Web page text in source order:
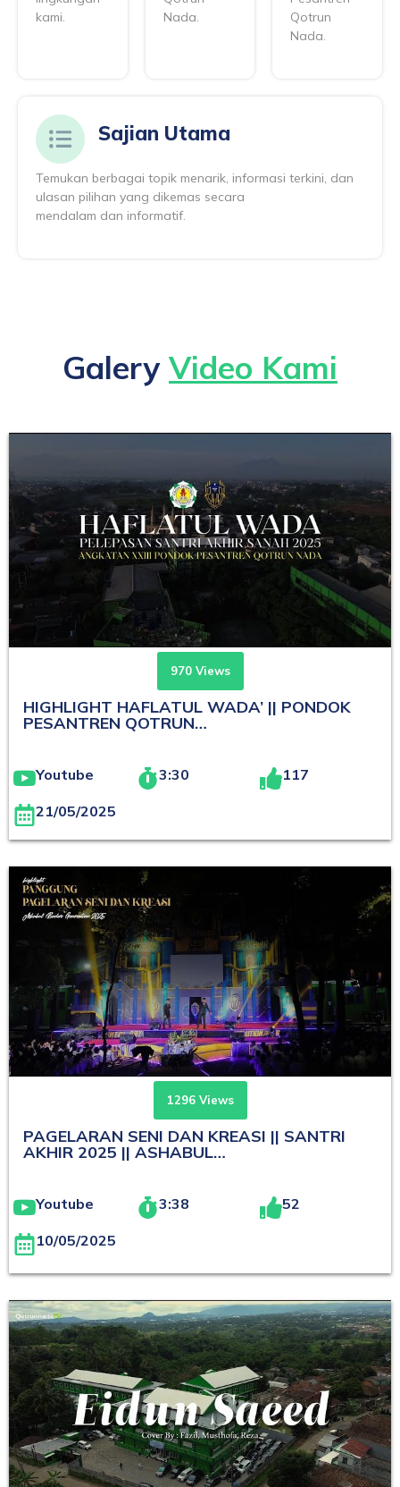
kami.
Nada.
Qotrun
Nada.
Sajian Utama
Temukan berbagai topik menarik, informasi terkini, dan
ulasan pilihan yang dikemas secara
mendalam dan informatif.
Galery Video Kami
970 Views
HIGHLIGHT HAFLATUL WADA’ || PONDOK
PESANTREN QOTRUN…
Youtube 3:30 117
21/05/2025
1296 Views
PAGELARAN SENI DAN KREASI || SANTRI
AKHIR 2025 || ASHABUL…
Youtube 3:38 52
10/05/2025